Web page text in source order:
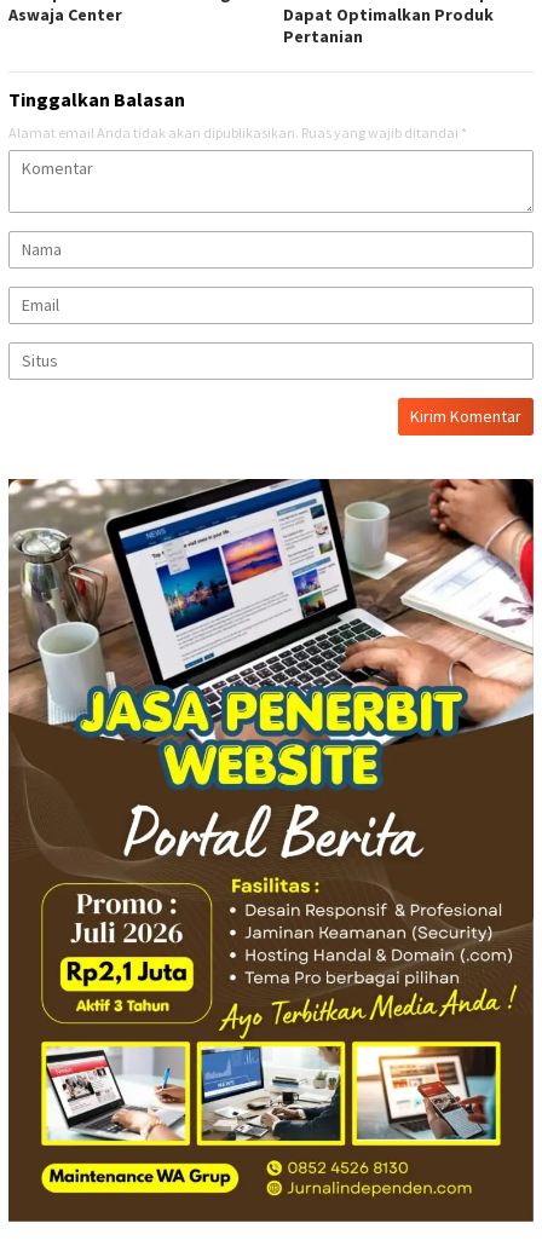
Aswaja Center
Dapat Optimalkan Produk
Pertanian
Tinggalkan Balasan
Alamat email Anda tidak akan dipublikasikan. Ruas yang wajib ditandai *